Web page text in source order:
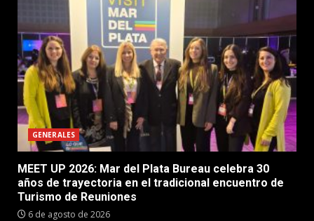
GENERALES
MEET UP 2026: Mar del Plata Bureau celebra 30
años de trayectoria en el tradicional encuentro de
Turismo de Reuniones
6 de agosto de 2026